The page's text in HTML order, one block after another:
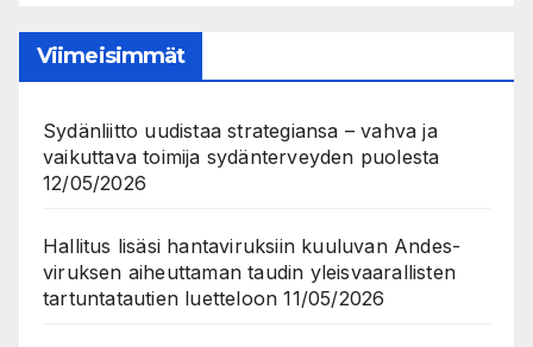
Viimeisimmät
Sydänliitto uudistaa strategiansa – vahva ja
vaikuttava toimija sydänterveyden puolesta
12/05/2026
Hallitus lisäsi hantaviruksiin kuuluvan Andes-
viruksen aiheuttaman taudin yleisvaarallisten
tartuntatautien luetteloon 11/05/2026